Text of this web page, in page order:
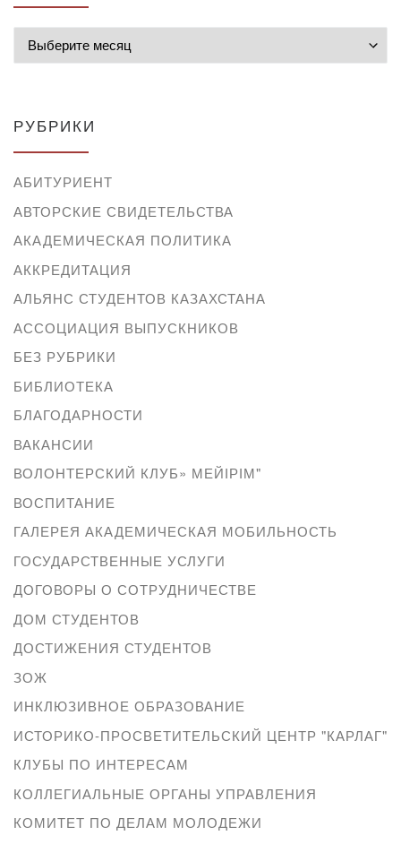
РУБРИКИ
АБИТУРИЕНТ
АВТОРСКИЕ СВИДЕТЕЛЬСТВА
АКАДЕМИЧЕСКАЯ ПОЛИТИКА
АККРЕДИТАЦИЯ
АЛЬЯНС СТУДЕНТОВ КАЗАХСТАНА
АССОЦИАЦИЯ ВЫПУСКНИКОВ
БЕЗ РУБРИКИ
БИБЛИОТЕКА
БЛАГОДАРНОСТИ
ВАКАНСИИ
ВОЛОНТЕРСКИЙ КЛУБ» МЕЙІРІМ"
ВОСПИТАНИЕ
ГАЛЕРЕЯ АКАДЕМИЧЕСКАЯ МОБИЛЬНОСТЬ
ГОСУДАРСТВЕННЫЕ УСЛУГИ
ДОГОВОРЫ О СОТРУДНИЧЕСТВЕ
ДОМ СТУДЕНТОВ
ДОСТИЖЕНИЯ СТУДЕНТОВ
ЗОЖ
ИНКЛЮЗИВНОЕ ОБРАЗОВАНИЕ
ИСТОРИКО-ПРОСВЕТИТЕЛЬСКИЙ ЦЕНТР "КАРЛАГ"
КЛУБЫ ПО ИНТЕРЕСАМ
КОЛЛЕГИАЛЬНЫЕ ОРГАНЫ УПРАВЛЕНИЯ
КОМИТЕТ ПО ДЕЛАМ МОЛОДЕЖИ